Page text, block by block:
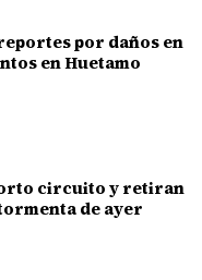
por daños en
en Huetamo
circuito y retiran
de ayer